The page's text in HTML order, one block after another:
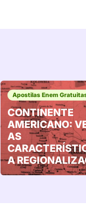
Apostilas Enem
CONTINENTE
AMERICANO:
AS
A